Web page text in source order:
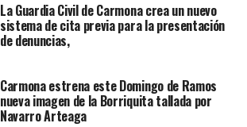
La Guardia Civil de Carmona crea un nuevo
sistema de cita previa para la presentación
de denuncias,
Carmona estrena este Domingo de Ramos
nueva imagen de la Borriquita tallada por
Navarro Arteaga